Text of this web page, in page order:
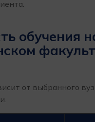
обучения
от выбранного